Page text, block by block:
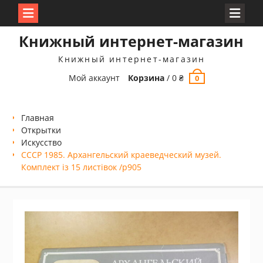
Книжный интернет-магазин
Книжный интернет-магазин
Мой аккаунт
Корзина /0₴ 0
Главная
Открытки
Искусство
СССР 1985. Архангельский краеведческий музей.
Комплект із 15 листівок /р905